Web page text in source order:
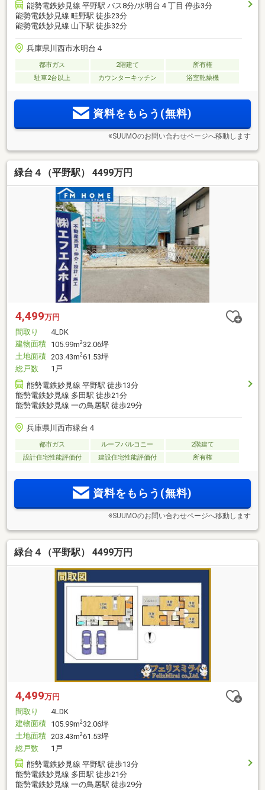
能勢電鉄妙見線 平野駅 バス8分/水明台４丁目 停歩3分
能勢電鉄妙見線 畦野駅 徒歩23分
能勢電鉄妙見線 山下駅 徒歩32分
兵庫県川西市水明台４
都市ガス 2階建て
所有権
駐車2台以上
カウンターキッチン 浴室乾燥機
資料をもらう(無料)
※SUUMOのお問い合わせページへ移動します
緑台４（平野駅） 4499万円
4,499万円
間取り
4LDK
建物面積 105.99m2 32.06坪
土地面積 203.43m261.53坪
総戸数
1戸
能勢電鉄妙見線 平野駅 徒歩13分
能勢電鉄妙見線 多田駅 徒歩21分
能勢電鉄妙見線 一の鳥居駅 徒歩29分
兵庫県川西市緑台４
都市ガス ルーフバルコニー
2階建て
設計住宅性能評価付
建設住宅性能評価付 所有権
資料をもらう(無料)
※SUUMOのお問い合わせページへ移動します
緑台４（平野駅） 4499万円
4,499万円
間取り
4LDK
建物面積 105.99m2 32.06坪
土地面積 203.43m261.53坪
総戸数
1戸
能勢電鉄妙見線 平野駅 徒歩13分
能勢電鉄妙見線 多田駅 徒歩21分
能勢電鉄妙見線 一の鳥居駅 徒歩29分